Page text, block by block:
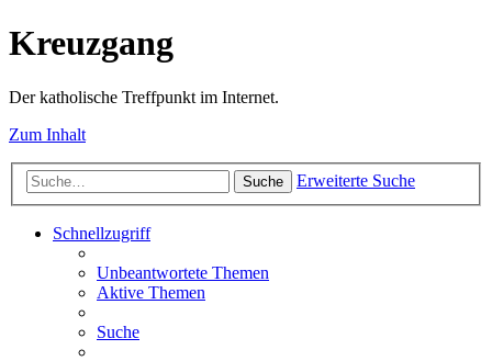
Kreuzgang
Der katholische Treffpunkt im Internet.
Zum Inhalt
Suche Erweiterte Suche
Schnellzugriff
Unbeantwortete Themen
Aktive Themen
Suche